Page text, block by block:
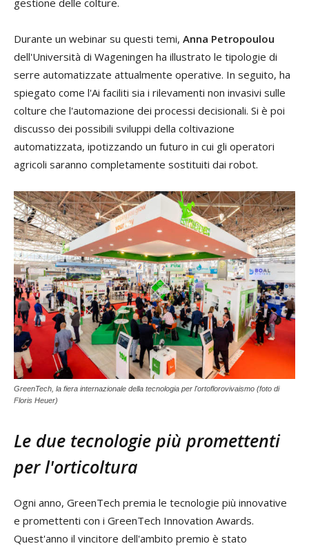
Durante un webinar su questi temi, Anna Petropoulou
dell'Università di Wageningen ha illustrato le tipologie di
serre automatizzate attualmente operative. In seguito, ha
spiegato come l'Ai faciliti sia i rilevamenti non invasivi sulle
colture che l'automazione dei processi decisionali. Si è poi
discusso dei possibili sviluppi della coltivazione
automatizzata, ipotizzando un futuro in cui gli operatori
agricoli saranno completamente sostituiti dai robot.
GreenTech, la fiera internazionale della tecnologia per l'ortoflorovivaismo (foto di
Floris Heuer)
Le due tecnologie più promettenti
per l'orticoltura
Ogni anno, GreenTech premia le tecnologie più innovative
e promettenti con i GreenTech Innovation Awards.
Quest'anno il vincitore dell'ambito premio è stato